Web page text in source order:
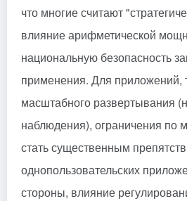
что многие считают
влияние арифметической
национальную безопасность
применения. Для приложений,
масштабного развертывания
наблюдения), ограничения по
стать существенным
однопользовательских
стороны, влияние